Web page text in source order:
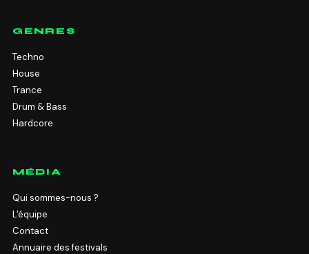
GENRES
Techno
House
Trance
Drum & Bass
Hardcore
MÉDIA
Qui sommes-nous ?
L'équipe
Contact
Annuaire des festivals